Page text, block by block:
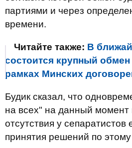
партиями и через
времени.
Читайте также: В
состоится крупный
рамках Минских
Будик сказал, что
на всех" на данный момент
отсутствия у сепаратистов
принятия решений по этому